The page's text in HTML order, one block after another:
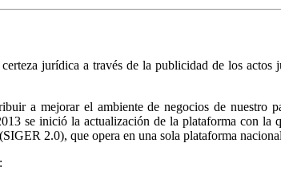
jurídica a través de la publicidad de los
a mejorar el ambiente de negocios de
se inició la actualización de la plataforma con
2.0), que opera en una sola plataforma